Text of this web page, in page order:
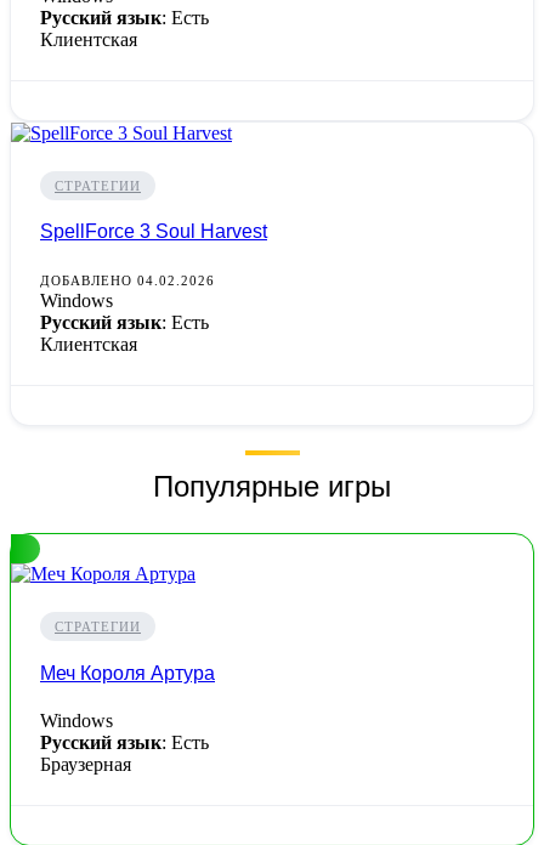
Русский язык: Есть
Клиентская
СТРАТЕГИИ
SpellForce 3 Soul Harvest
ДОБАВЛЕНО 04.02.2026
Windows
Русский язык: Есть
Клиентская
Популярные игры
СТРАТЕГИИ
Меч Короля Артура
Windows
Русский язык: Есть
Браузерная